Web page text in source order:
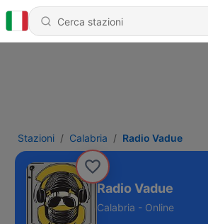
Stazioni Calabria Radio Vadue
Radio Vadue
Calabria - Online